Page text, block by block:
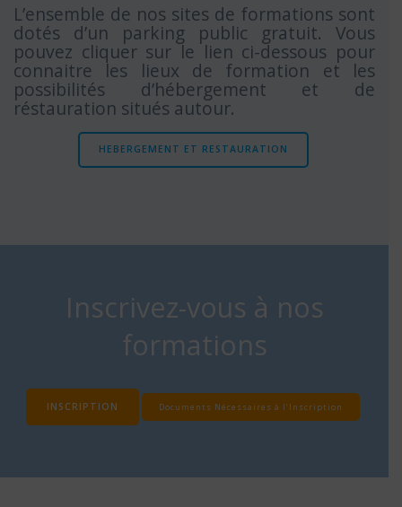
L’ensemble de nos sites de formations sont
dotés d’un parking public gratuit. Vous
pouvez cliquer sur le lien ci-dessous pour
connaitre les lieux de formation et les
possibilités d’hébergement et de
réstauration situés autour.
HEBERGEMENT ET RESTAURATION
Inscrivez-vous à nos
formations
INSCRIPTION Documents Nécessaires à l’Inscription